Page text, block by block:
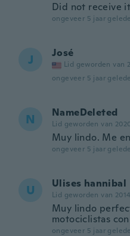
Did not receive it
ongeveer 5 jaar
J José
Lid geworden van
ongeveer 5 jaar
N NameDeleted
Lid geworden van
Muy lindo. Me
ongeveer 5 jaar
U Ulises hannibal
Lid geworden van 2014
Muy lindo
motociclistas
ongeveer 5 jaar